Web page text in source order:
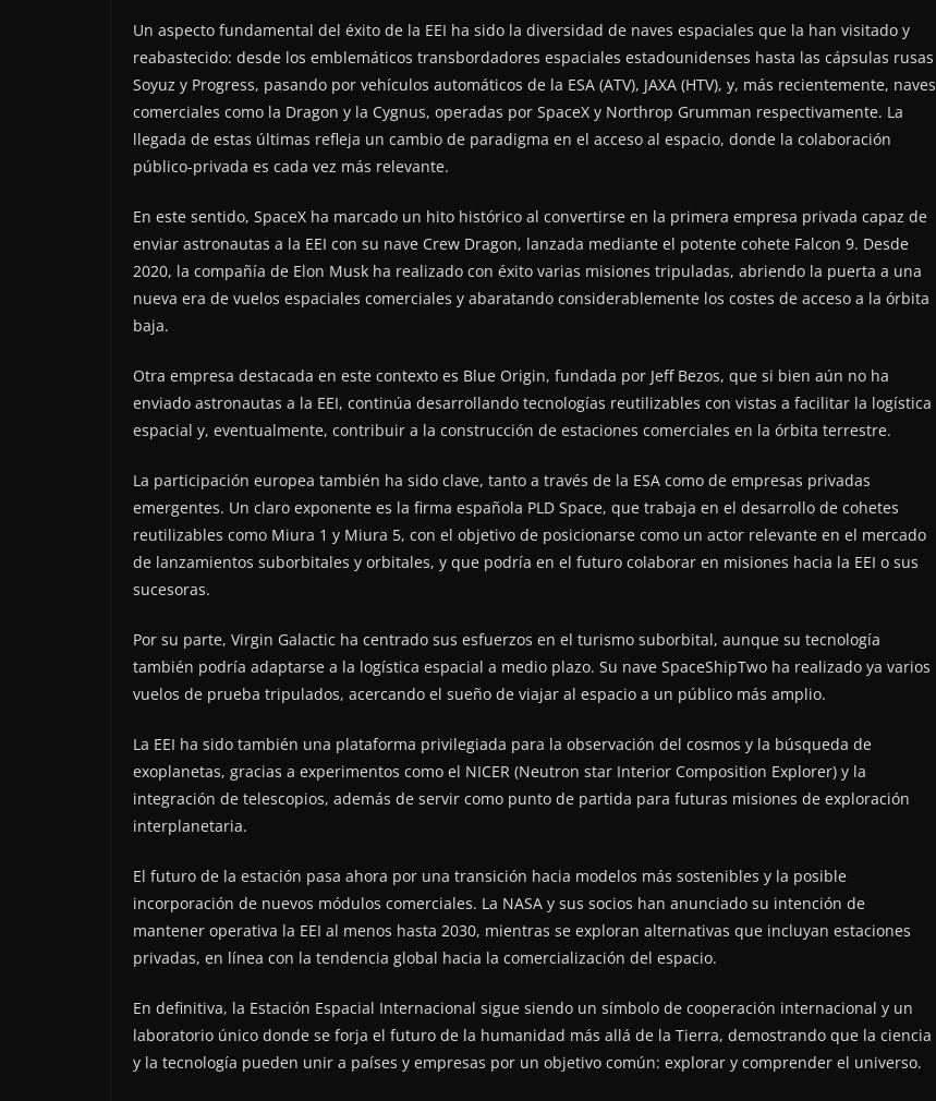
Un aspecto fundamental del éxito de la EEI ha sido la diversidad de naves espaciales que la han visitado y
reabastecido: desde los emblemáticos transbordadores espaciales estadounidenses hasta las cápsulas rusas
Soyuz y Progress, pasando por vehículos automáticos de la ESA (ATV), JAXA (HTV), y, más recientemente, naves
comerciales como la Dragon y la Cygnus, operadas por SpaceX y Northrop Grumman respectivamente. La
llegada de estas últimas refleja un cambio de paradigma en el acceso al espacio, donde la colaboración
público-privada es cada vez más relevante.
En este sentido, SpaceX ha marcado un hito histórico al convertirse en la primera empresa privada capaz de
enviar astronautas a la EEI con su nave Crew Dragon, lanzada mediante el potente cohete Falcon 9. Desde
2020, la compañía de Elon Musk ha realizado con éxito varias misiones tripuladas, abriendo la puerta a una
nueva era de vuelos espaciales comerciales y abaratando considerablemente los costes de acceso a la órbita
baja.
Otra empresa destacada en este contexto es Blue Origin, fundada por Jeff Bezos, que si bien aún no ha
enviado astronautas a la EEI, continúa desarrollando tecnologías reutilizables con vistas a facilitar la logística
espacial y, eventualmente, contribuir a la construcción de estaciones comerciales en la órbita terrestre.
La participación europea también ha sido clave, tanto a través de la ESA como de empresas privadas
emergentes. Un claro exponente es la firma española PLD Space, que trabaja en el desarrollo de cohetes
reutilizables como Miura 1 y Miura 5, con el objetivo de posicionarse como un actor relevante en el mercado
de lanzamientos suborbitales y orbitales, y que podría en el futuro colaborar en misiones hacia la EEI o sus
sucesoras.
Por su parte, Virgin Galactic ha centrado sus esfuerzos en el turismo suborbital, aunque su tecnología
también podría adaptarse a la logística espacial a medio plazo. Su nave SpaceShipTwo ha realizado ya varios
vuelos de prueba tripulados, acercando el sueño de viajar al espacio a un público más amplio.
La EEI ha sido también una plataforma privilegiada para la observación del cosmos y la búsqueda de
exoplanetas, gracias a experimentos como el NICER (Neutron star Interior Composition Explorer) y la
integración de telescopios, además de servir como punto de partida para futuras misiones de exploración
interplanetaria.
El futuro de la estación pasa ahora por una transición hacia modelos más sostenibles y la posible
incorporación de nuevos módulos comerciales. La NASA y sus socios han anunciado su intención de
mantener operativa la EEI al menos hasta 2030, mientras se exploran alternativas que incluyan estaciones
privadas, en línea con la tendencia global hacia la comercialización del espacio.
En definitiva, la Estación Espacial Internacional sigue siendo un símbolo de cooperación internacional y un
laboratorio único donde se forja el futuro de la humanidad más allá de la Tierra, demostrando que la ciencia
y la tecnología pueden unir a países y empresas por un objetivo común: explorar y comprender el universo.